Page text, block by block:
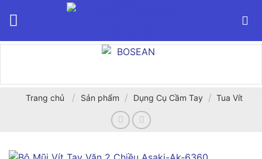
Trang chủ / Sản phẩm / Dụng Cụ Cầm Tay / Tua Vít